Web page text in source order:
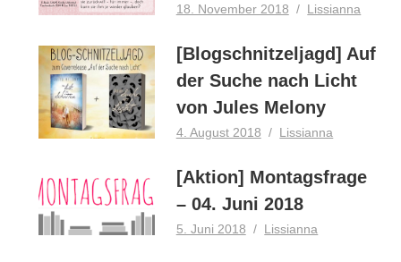
18. November 2018 Lissianna
[Blogschnitzeljagd] Auf
der Suche nach Licht
von Jules Melony
4. August 2018 Lissianna
[Aktion] Montagsfrage
– 04. Juni 2018
5. Juni 2018 Lissianna